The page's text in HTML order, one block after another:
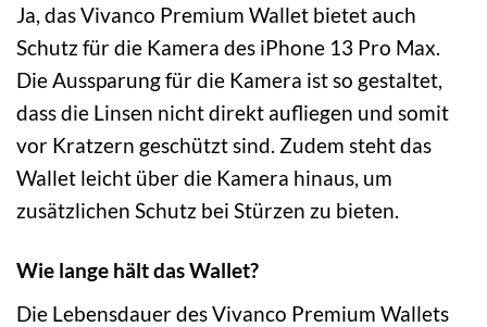
Ja, das Vivanco Premium Wallet bietet auch
Schutz für die Kamera des iPhone 13 Pro Max.
Die Aussparung für die Kamera ist so gestaltet,
dass die Linsen nicht direkt aufliegen und somit
vor Kratzern geschützt sind. Zudem steht das
Wallet leicht über die Kamera hinaus, um
zusätzlichen Schutz bei Stürzen zu bieten.
Wie lange hält das Wallet?
Die Lebensdauer des Vivanco Premium Wallets